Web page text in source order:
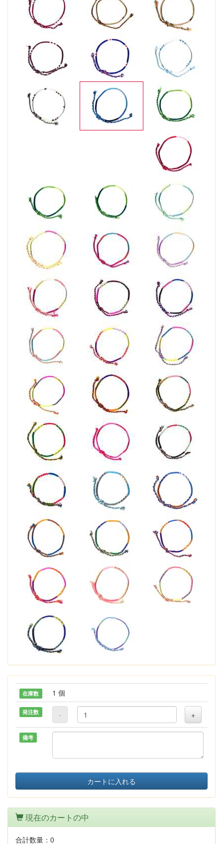
在庫数 1 個
発注数 - +
備考
カートに入れる
現在のカートの中
合計数量： 0